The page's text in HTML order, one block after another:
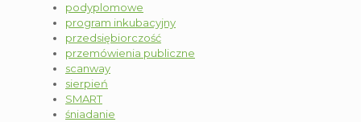
podyplomowe
program inkubacyjny
przedsiębiorczość
przemówienia publiczne
scanway
sierpień
SMART
śniadanie